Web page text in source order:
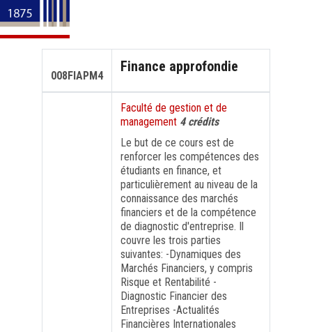
ADMISSION
RECHERCHE
INTERNATIONAL
FORMATION PROFESSIONNELLE
008FIAPM4
Finance approfondie
Faculté de gestion et de
management 4 crédits
Le but de ce cours est de
renforcer les compétences des
étudiants en finance, et
particulièrement au niveau de la
connaissance des marchés
financiers et de la compétence
de diagnostic d'entreprise. Il
couvre les trois parties
suivantes: -Dynamiques des
Marchés Financiers, y compris
Risque et Rentabilité -
Diagnostic Financier des
Entreprises -Actualités
Financières Internationales